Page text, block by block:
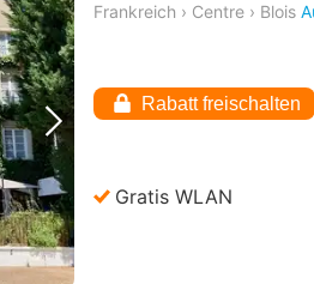
Nächstes Bild
Frankreich › Centre › Blois
Rabatt freischalten
Gratis WLAN